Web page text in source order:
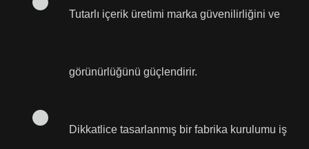
Tutarlı içerik üretimi marka güvenilirliğini ve
görünürlüğünü güçlendirir.
Dikkatlice tasarlanmış bir fabrika kurulumu iş